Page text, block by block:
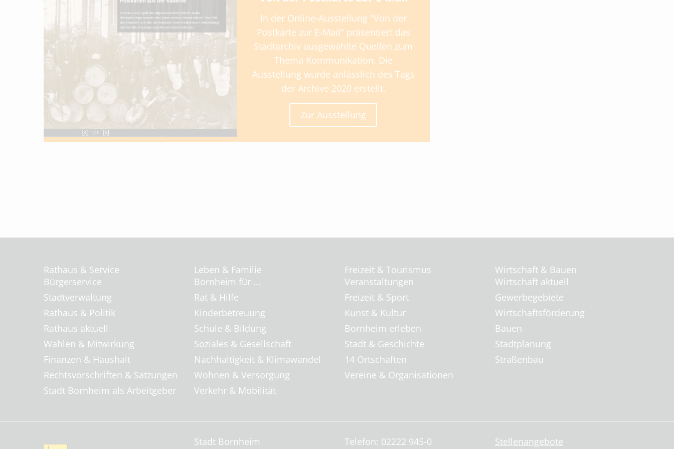
In der Online-Ausstellung "Von der
Postkarte zur E-Mail" präsentiert das
Stadtarchiv ausgewählte Quellen zum
Thema Kommunikation. Die
Ausstellung wurde anlässlich des Tags
der Archive 2020 erstellt.
Zur Ausstellung
Rathaus & Service
Bürgerservice
Stadtverwaltung
Rathaus & Politik
Rathaus aktuell
Wahlen & Mitwirkung
Finanzen & Haushalt
Rechtsvorschriften & Satzungen
Stadt Bornheim als Arbeitgeber
Leben & Familie
Bornheim für ...
Rat & Hilfe
Kinderbetreuung
Schule & Bildung
Soziales & Gesellschaft
Nachhaltigkeit & Klimawandel
Wohnen & Versorgung
Verkehr & Mobilität
Freizeit & Tourismus
Veranstaltungen
Freizeit & Sport
Kunst & Kultur
Bornheim erleben
Stadt & Geschichte
14 Ortschaften
Vereine & Organisationen
Wirtschaft & Bauen
Wirtschaft aktuell
Gewerbegebiete
Wirtschaftsförderung
Bauen
Stadtplanung
Straßenbau
Stadt Bornheim Telefon: 02222 945-0 Stellenangebote